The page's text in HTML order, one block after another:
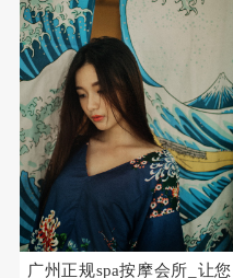
广州正规spa按摩会所_让您